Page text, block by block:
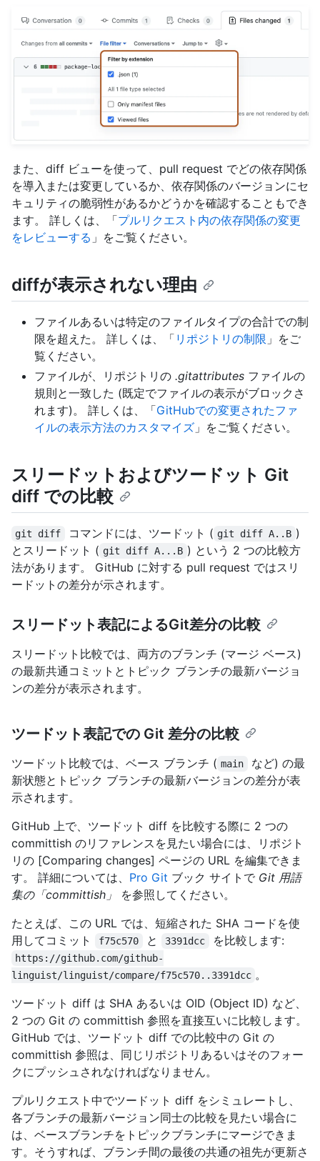
また、diff ビューを使って、pull request でどの依存関係
を導入または変更しているか、依存関係のバージョンにセ
キュリティの脆弱性があるかどうかを確認することもでき
ます。 詳しくは、「プルリクエスト内の依存関係の変更
をレビューする 」をご覧ください。
diffが表示されない理由
ファイルあるいは特定のファイルタイプの合計での制
限を超えた。 詳しくは、「 リポジトリの制限 」をご
覧ください。
ファイルが、リポジトリの .gitattributes ファイルの
規則と一致した (既定でファイルの表示がブロックさ
れます)。 詳しくは、「GitHubでの変更されたファ
イルの表示方法のカスタマイズ 」をご覧ください。
スリードットおよびツードット Git
diff での比較
git diff コマンドには、ツードット ( git diff A..B )
とスリードット ( git diff A...B ) という 2 つの比較方
法があります。 GitHub に対する pull request ではスリ
ードットの差分が示されます。
スリードット表記によるGit差分の比較
スリードット比較では、両方のブランチ (マージ ベース)
の最新共通コミットとトピック ブランチの最新バージョ
ンの差分が表示されます。
ツードット表記での Git 差分の比較
ツードット比較では、ベース ブランチ ( main
など) の最
新状態とトピック ブランチの最新バージョンの差分が表
示されます。
GitHub 上で、ツードット diff を比較する際に 2 つの
committish のリファレンスを見たい場合には、リポジト
リの [Comparing changes] ページの URL を編集できま
す。 詳細については、 Pro Git ブック サイトで Git 用語
集の「committish」
を参照してください。
たとえば、この URL では、短縮された SHA コードを使
用してコミット
f75c570 と 3391dcc を比較します:
https://github.com/github-
linguist/linguist/compare/f75c570..3391dcc 。
ツードット diff は SHA あるいは OID (Object ID) など、
2 つの Git の committish 参照を直接互いに比較します。
GitHub では、ツードット diff での比較中の Git の
committish 参照は、同じリポジトリあるいはそのフォー
クにプッシュされなければなりません。
プルリクエスト中でツードット diff をシミュレートし、
各ブランチの最新バージョン同士の比較を見たい場合に
は、ベースブランチをトピックブランチにマージできま
す。そうすれば、ブランチ間の最後の共通の祖先が更新さ